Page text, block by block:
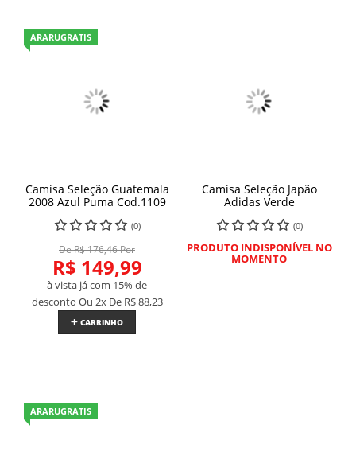
ARARUGRATIS
Camisa Seleção Guatemala
2008 Azul Puma Cod.1109
(0)
De R$ 176,46 Por
R$ 149,99
à vista já com 15% de
desconto Ou 2x De R$ 88,23
CARRINHO
Camisa Seleção Japão
Adidas Verde
(0)
PRODUTO INDISPONÍVEL NO
MOMENTO
ARARUGRATIS